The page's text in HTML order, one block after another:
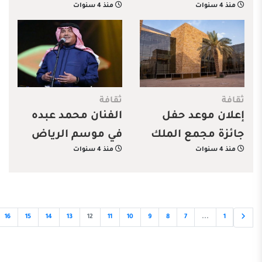
للألعاب الإلكترونية
منذ 4 سنوات
العربي للإذاعة
والتلفزيون
منذ 4 سنوات
ثقافة
إعلان موعد حفل
جائزة مجمع الملك
سلمان العالمي للغة
منذ 4 سنوات
ثقافة
الفنان محمد عبده
في موسم الرياض
منذ 4 سنوات
1
...
7
8
9
10
11
12
13
14
15
16